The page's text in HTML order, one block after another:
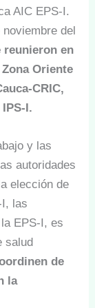
AIC EPS-I.
del
reunieron en
Oriente
CRIC,
I.
y las
autoridades
elección de
I, las
EPS-I, es
salud
de
la